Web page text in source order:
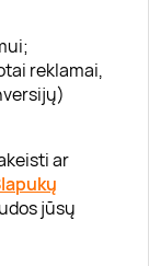
reklamai,
ar
jūsų